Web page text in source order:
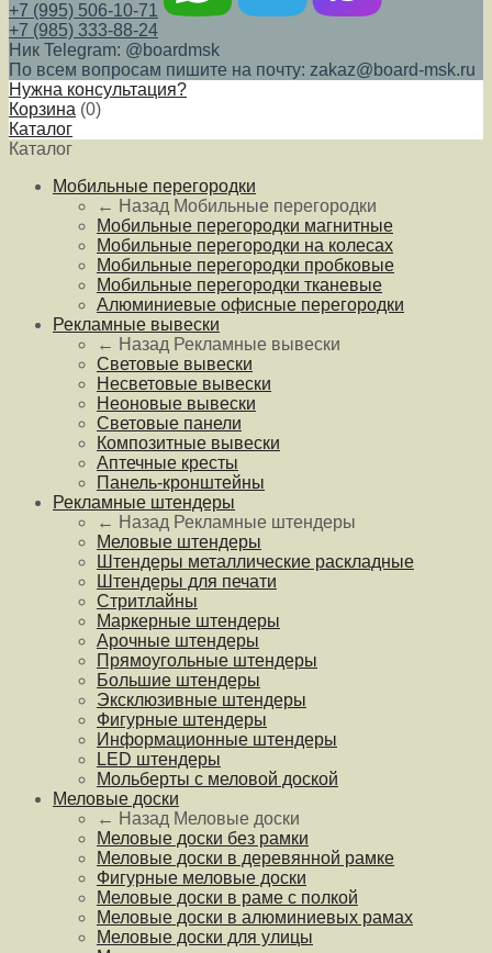
+7 (995) 506-10-71
+7 (985) 333-88-24
Ник Telegram: @boardmsk
По всем вопросам пишите на почту: zakaz@board-msk.ru
Нужна консультация?
Корзина (0)
Каталог
Каталог
Мобильные перегородки
← Назад Мобильные перегородки
Мобильные перегородки магнитные
Мобильные перегородки на колесах
Мобильные перегородки пробковые
Мобильные перегородки тканевые
Алюминиевые офисные перегородки
Рекламные вывески
← Назад Рекламные вывески
Световые вывески
Несветовые вывески
Неоновые вывески
Световые панели
Композитные вывески
Аптечные кресты
Панель-кронштейны
Рекламные штендеры
← Назад Рекламные штендеры
Меловые штендеры
Штендеры металлические раскладные
Штендеры для печати
Стритлайны
Маркерные штендеры
Арочные штендеры
Прямоугольные штендеры
Большие штендеры
Эксклюзивные штендеры
Фигурные штендеры
Информационные штендеры
LED штендеры
Мольберты с меловой доской
Меловые доски
← Назад Меловые доски
Меловые доски без рамки
Меловые доски в деревянной рамке
Фигурные меловые доски
Меловые доски в раме с полкой
Меловые доски в алюминиевых рамах
Меловые доски для улицы